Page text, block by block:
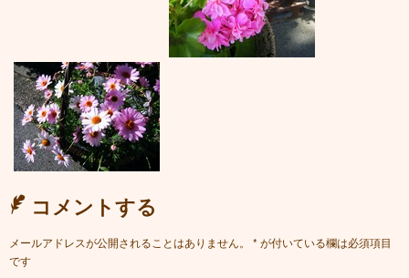
コメントする
メールアドレスが公開されることはありません。 * が付いている欄は必須項目
です